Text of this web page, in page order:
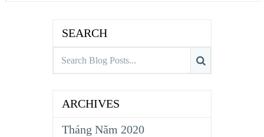
SEARCH
ARCHIVES
Tháng Năm 2020